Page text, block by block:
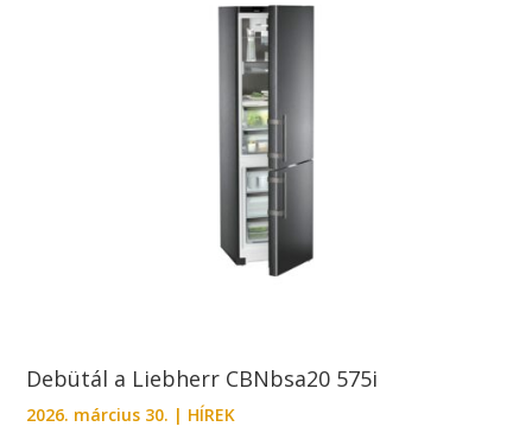
Debütál a Liebherr CBNbsa20 575i
2026. március 30. | HÍREK